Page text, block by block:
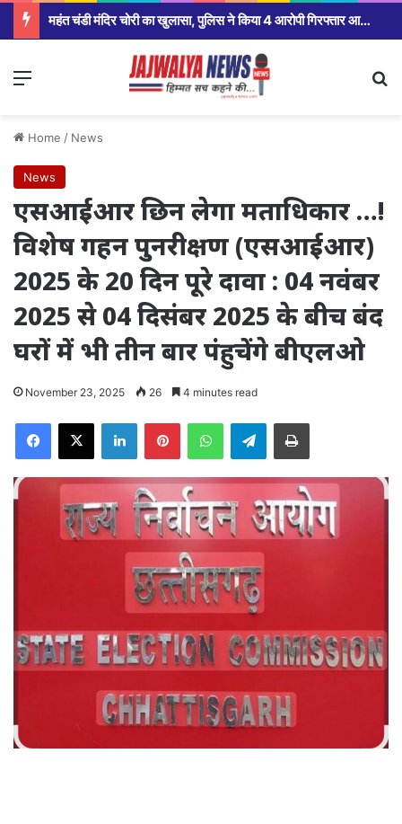
महंत चंडी मंदिर चोरी का खुलासा, पुलिस ने किया 4 आरोपी गिरफ्तार आज होगा खुलासा
Menu
Home / News
News
एसआईआर छिन लेगा मताधिकार …!
विशेष गहन पुनरीक्षण (एसआईआर)
2025 के 20 दिन पूरे दावा : 04 नवंबर
2025 से 04 दिसंबर 2025 के बीच बंद
घरों में भी तीन बार पंहुचेंगे बीएलओ
November 23, 2025 26 4 minutes read
Facebook
X LinkedInPinterestWhatsAppTelegramPrint